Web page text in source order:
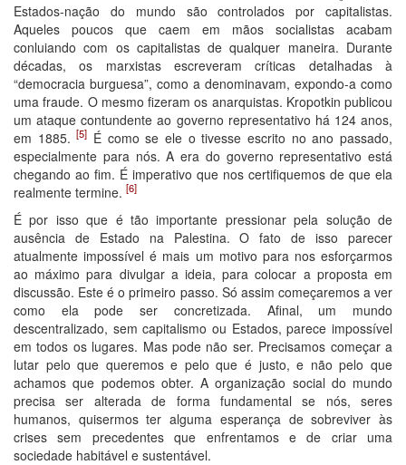
Estados-nação do mundo são controlados por capitalistas.
Aqueles poucos que caem em mãos socialistas acabam
conluiando com os capitalistas de qualquer maneira. Durante
décadas, os marxistas escreveram críticas detalhadas à
“democracia burguesa”, como a denominavam, expondo-a como
uma fraude. O mesmo fizeram os anarquistas. Kropotkin publicou
um ataque contundente ao governo representativo há 124 anos,
em 1885.[5] É como se ele o tivesse escrito no ano passado,
especialmente para nós. A era do governo representativo está
chegando ao fim. É imperativo que nos certifiquemos de que ela
realmente termine. [6]
É por isso que é tão importante pressionar pela solução de
ausência de Estado na Palestina. O fato de isso parecer
atualmente impossível é mais um motivo para nos esforçarmos
ao máximo para divulgar a ideia, para colocar a proposta em
discussão. Este é o primeiro passo. Só assim começaremos a ver
como ela pode ser concretizada. Afinal, um mundo
descentralizado, sem capitalismo ou Estados, parece impossível
em todos os lugares. Mas pode não ser. Precisamos começar a
lutar pelo que queremos e pelo que é justo, e não pelo que
achamos que podemos obter. A organização social do mundo
precisa ser alterada de forma fundamental se nós, seres
humanos, quisermos ter alguma esperança de sobreviver às
crises sem precedentes que enfrentamos e de criar uma
sociedade habitável e sustentável.